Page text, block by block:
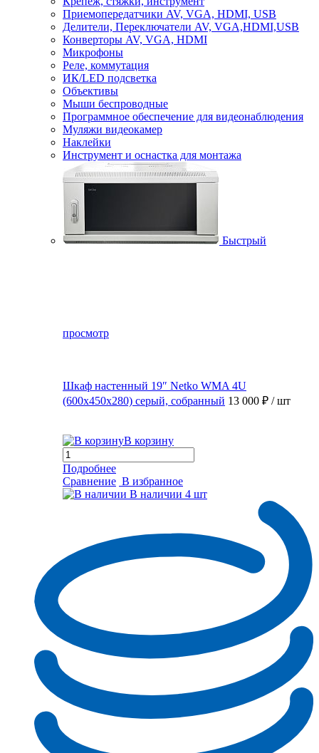
Приемопередатчики AV, VGA, HDMI, USB
Делители, Переключатели AV, VGA,HDMI,USB
Конверторы AV, VGA, HDMI
Микрофоны
Реле, коммутация
ИК/LED подсветка
Объективы
Мыши беспроводные
Программное обеспечение для видеонаблюдения
Муляжи видеокамер
Наклейки
Инструмент и оснастка для монтажа
Быстрый
просмотр
Шкаф настенный 19″ Netko WMA 4U
(600x450x280) серый, собранный 13 000 ₽ / шт
В корзину
Подробнее
Сравнение В избранное
В наличии 4 шт